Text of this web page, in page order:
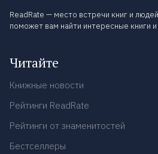
ReadRate — место встречи книг и
поможет вам найти интересные книги и
Читайте
Книжные новости
Рейтинги ReadRate
Рейтинги от знаменитостей
Бестселлеры